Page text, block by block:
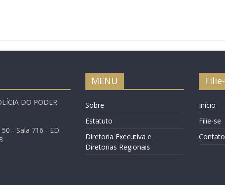
DO PODER
- Sala 716 - ED.
MENU
Sobre
Estatuto
Diretoria Executiva e
Diretorias Regionais
Início
Filie-se
Contato